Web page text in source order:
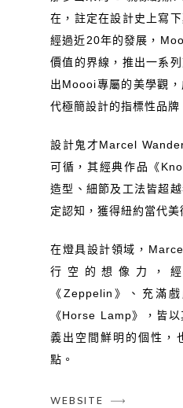
在，註定在設計史上寫
經過近20年的發展，
價值的界線，推出一系
出Moooi專屬的美學觀
代極簡設計的指標性品牌
設計鬼才Marcel
可循，其經典作品《
造型、細節及工法皆超
定認知，獲得紐約當代美
在燈具設計領域，
行空的想像力，
《Zeppelin》、充滿
《Horse Lamp》，皆
義出空間鮮明的個性，
點。
WEBSITE